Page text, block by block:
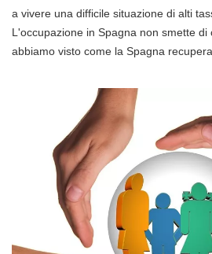
a vivere una difficile situazione di alti
L'occupazione in Spagna non smette
abbiamo visto come la Spagna